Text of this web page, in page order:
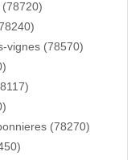
vignes (78570)
(78270)